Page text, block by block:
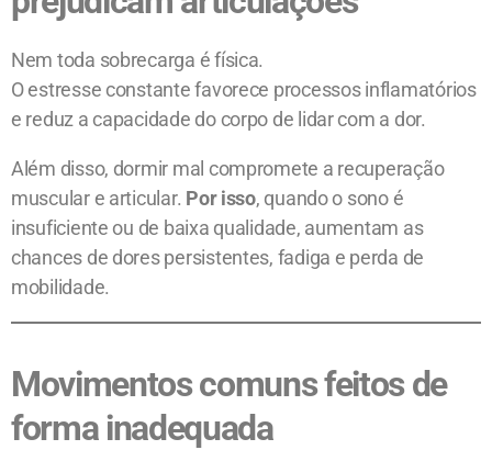
Nem toda sobrecarga é física.
O estresse constante favorece processos inflamatórios
e reduz a capacidade do corpo de lidar com a dor.
Além disso, dormir mal compromete a recuperação
muscular e articular. Por isso, quando o sono é
insuficiente ou de baixa qualidade, aumentam as
chances de dores persistentes, fadiga e perda de
mobilidade.
Movimentos comuns feitos de
forma inadequada